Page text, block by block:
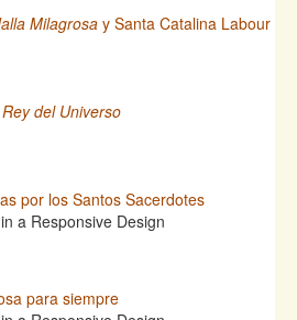
Milagrosa y Santa Catalina Labour
del Universo
por los Santos Sacerdotes
para siempre